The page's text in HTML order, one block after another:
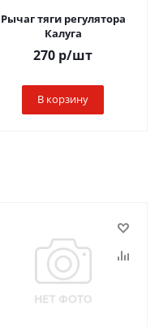
Рычаг тяги регулятора
Калуга
270 р/шт
В корзину